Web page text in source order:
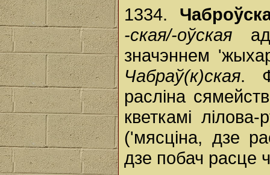
1334.
-ская/-оўская
значэннем
Чабраў(к)ская.
расліна
кветкамі
('мясціна, дзе
дзе побач расце